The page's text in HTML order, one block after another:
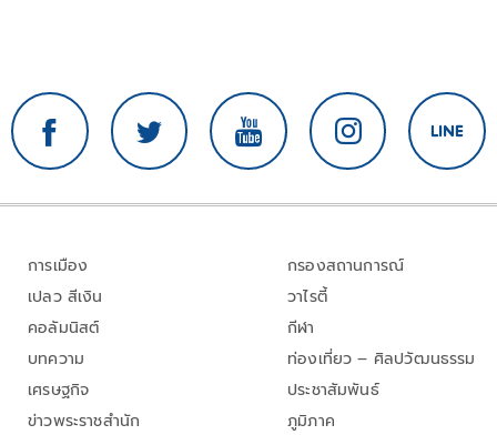
การเมือง
เปลว สีเงิน
คอลัมนิสต์
บทความ
เศรษฐกิจ
ข่าวพระราชสำนัก
กรองสถานการณ์
วาไรตี้
กีฬา
ท่องเที่ยว – ศิลปวัฒนธรรม
ประชาสัมพันธ์
ภูมิภาค